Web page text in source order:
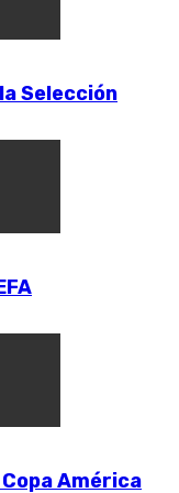
Selección
América